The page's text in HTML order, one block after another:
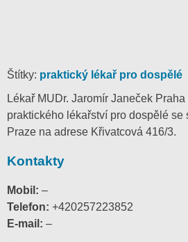
Štítky: praktický lékař pro dospělé
Lékař MUDr. Jaromír Janeček
praktického lékařství pro dospělé se
Praze na adrese Křivatcová 416/3.
Kontakty
Mobil: –
Telefon: +420257223852
E-mail: –